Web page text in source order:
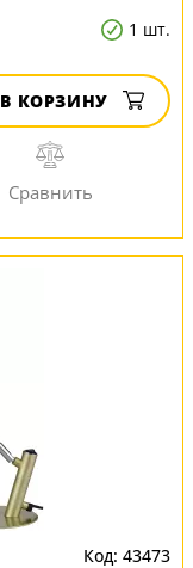
1 шт.
В КОРЗИНУ
43473